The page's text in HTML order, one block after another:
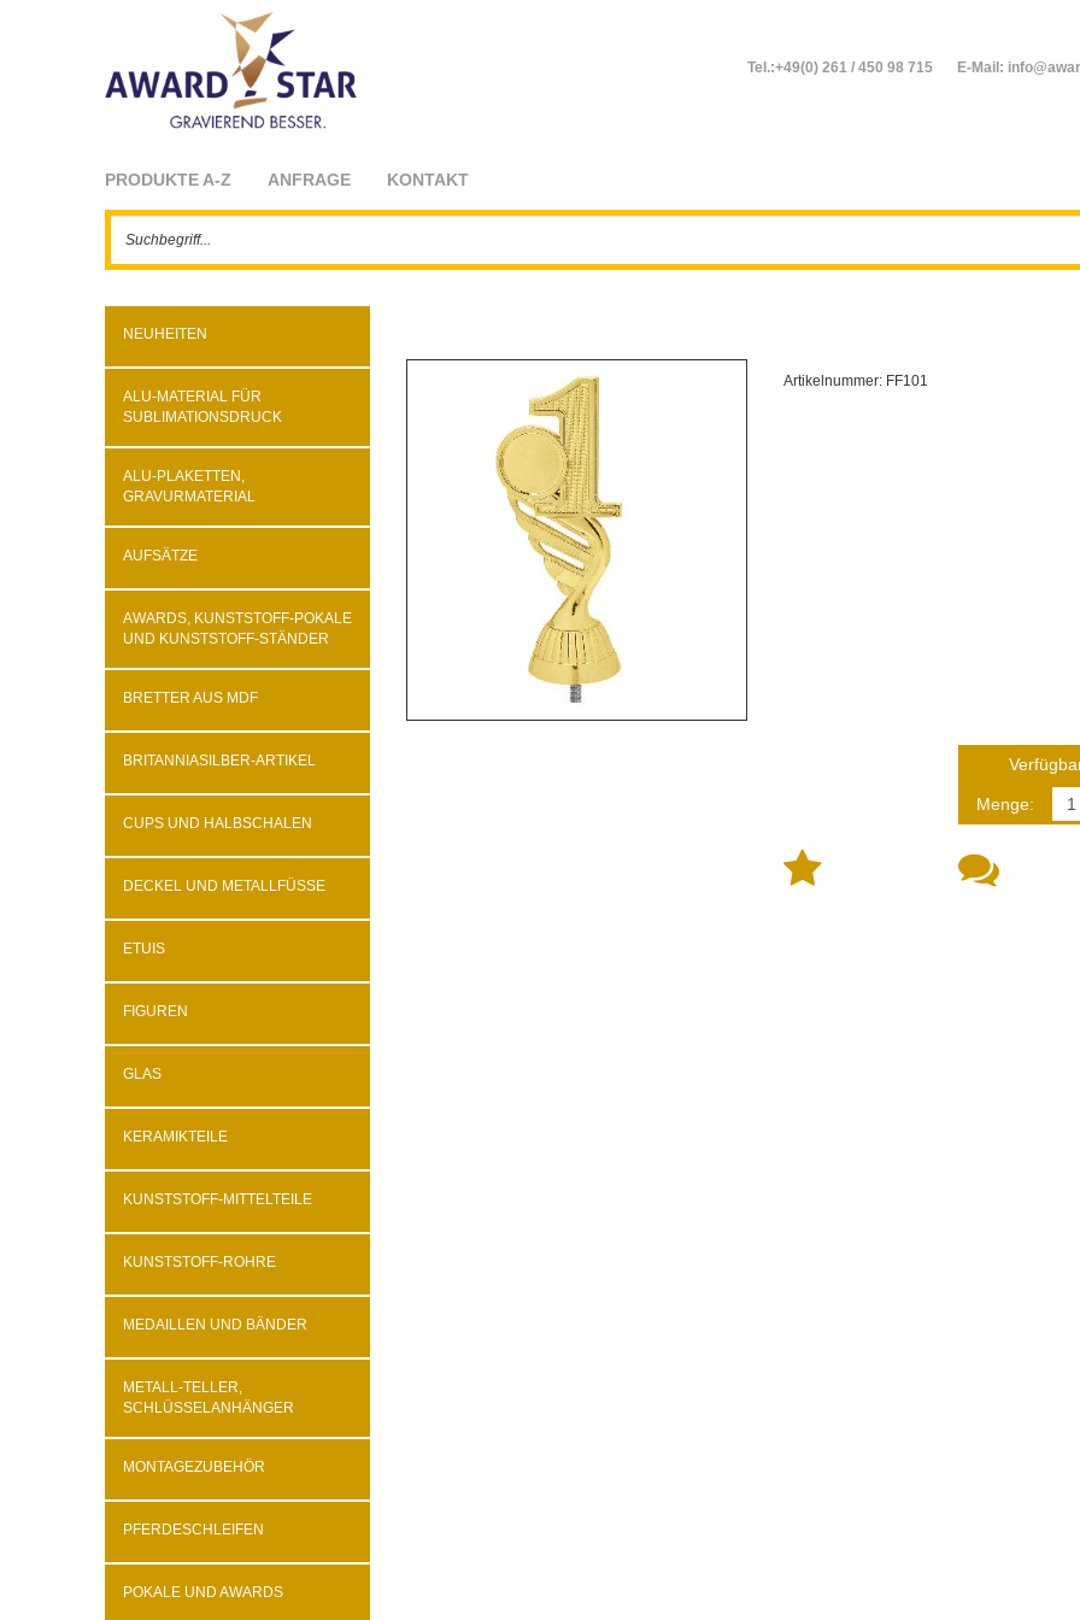
Tel.:+49(0) 261 / 450 98 715 E-Mail:
PRODUKTE A-Z ANFRAGE KONTAKT
NEUHEITEN
ALU-MATERIAL FÜR
SUBLIMATIONSDRUCK
ALU-PLAKETTEN,
GRAVURMATERIAL
AUFSÄTZE
AWARDS, KUNSTSTOFF-POKALE
UND KUNSTSTOFF-STÄNDER
BRETTER AUS MDF
BRITANNIASILBER-ARTIKEL
CUPS UND HALBSCHALEN
DECKEL UND METALLFÜSSE
ETUIS
FIGUREN
GLAS
KERAMIKTEILE
KUNSTSTOFF-MITTELTEILE
KUNSTSTOFF-ROHRE
MEDAILLEN UND BÄNDER
METALL-TELLER,
SCHLÜSSELANHÄNGER
MONTAGEZUBEHÖR
PFERDESCHLEIFEN
POKALE UND AWARDS
Artikelnummer: FF101
Menge: